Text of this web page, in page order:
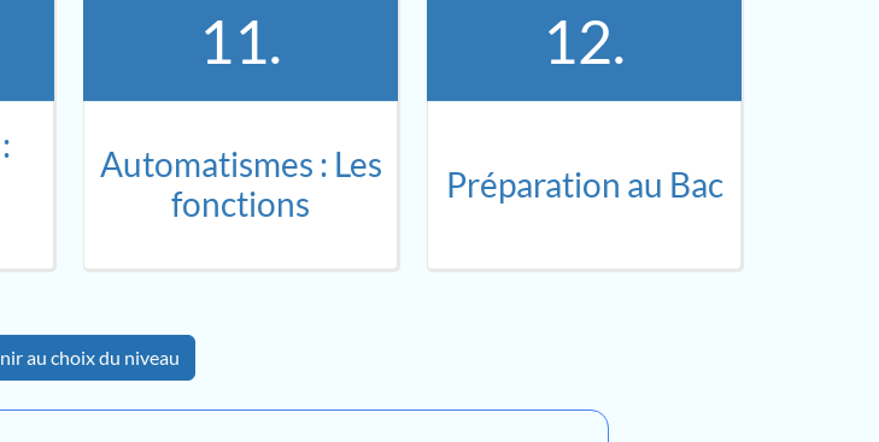
11.
Automatismes : Les
fonctions
12.
Préparation au Bac
au choix du niveau